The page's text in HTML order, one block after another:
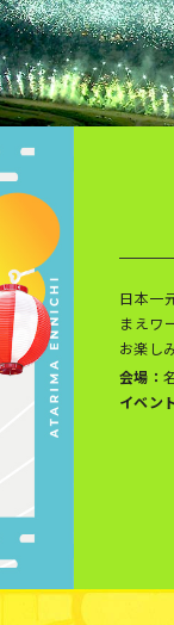
日本一
まえワ
お楽し
会場：
イベン